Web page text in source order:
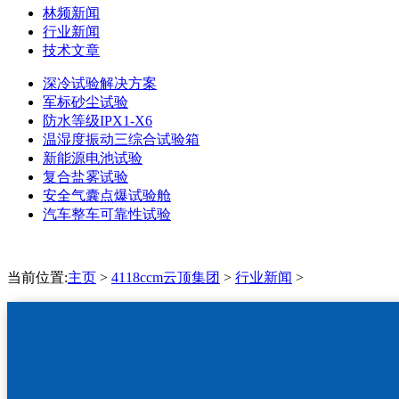
林频新闻
行业新闻
技术文章
深冷试验解决方案
军标砂尘试验
防水等级IPX1-X6
温湿度振动三综合试验箱
新能源电池试验
复合盐雾试验
安全气囊点爆试验舱
汽车整车可靠性试验
当前位置:主页 > 4118ccm云顶集团 > 行业新闻 >